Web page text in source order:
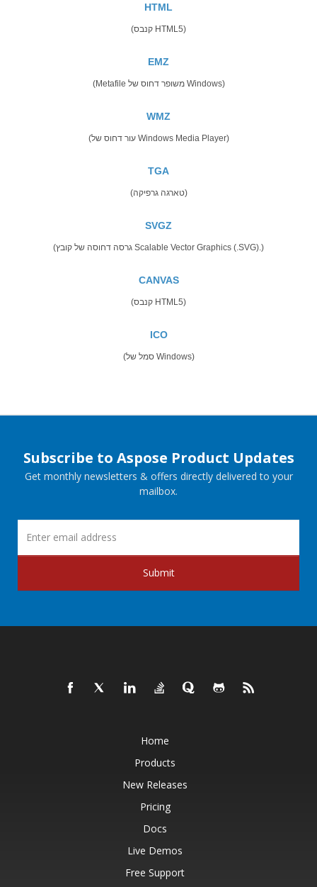
HTML
(קנבס HTML5)
EMZ
(Metafile משופר דחוס של Windows)
WMZ
(עור דחוס של Windows Media Player)
TGA
(טארגה גרפיקה)
SVGZ
(גרסה דחוסה של קובץ Scalable Vector Graphics (.SVG).)
CANVAS
(קנבס HTML5)
ICO
(סמל של Windows)
Subscribe to Aspose Product Updates
Get monthly newsletters & offers directly delivered to your
mailbox.
Submit
Home
Products
New Releases
Pricing
Docs
Live Demos
Free Support